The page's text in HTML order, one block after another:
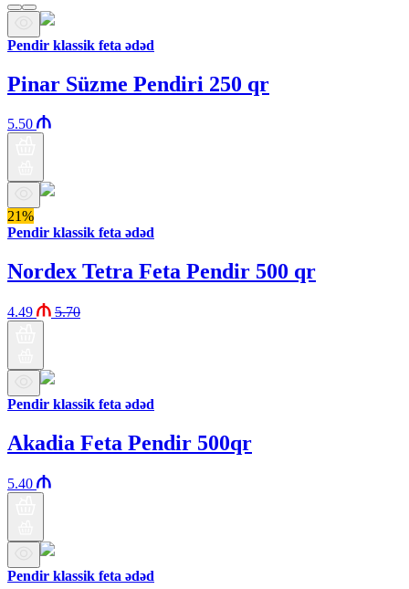
Pendir klassik feta ədəd
Pinar Süzme Pendiri 250 qr
5.50
21%
Pendir klassik feta ədəd
Nordex Tetra Feta Pendir 500 qr
4.49 5.70
Pendir klassik feta ədəd
Akadia Feta Pendir 500qr
5.40
Pendir klassik feta ədəd